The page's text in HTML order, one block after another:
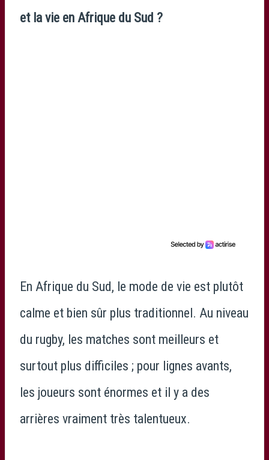
et la vie en Afrique du Sud ?
En Afrique du Sud, le mode de vie est plutôt
calme et bien sûr plus traditionnel. Au niveau
du rugby, les matches sont meilleurs et
surtout plus difficiles ; pour lignes avants,
les joueurs sont énormes et il y a des
arrières vraiment très talentueux.